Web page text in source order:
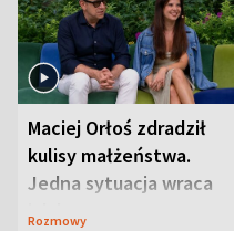
Maciej Orłoś zdradził
kulisy małżeństwa.
Jedna sytuacja wraca
jak bumerang
Rozmowy